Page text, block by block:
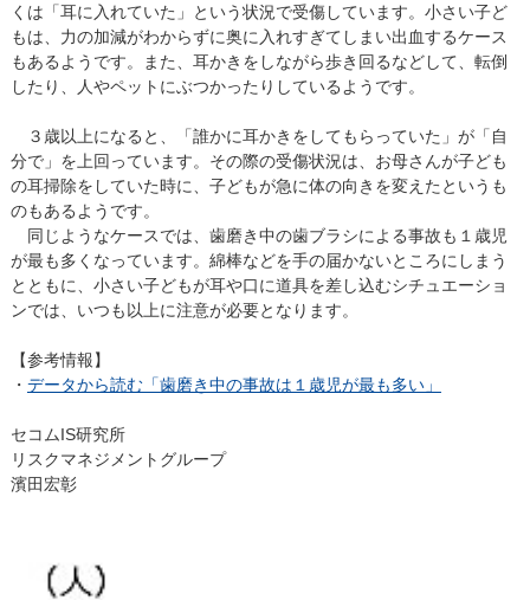
くは「耳に入れていた」という状況で受傷しています。小さい子ど
もは、力の加減がわからずに奥に入れすぎてしまい出血するケース
もあるようです。また、耳かきをしながら歩き回るなどして、転倒
したり、人やペットにぶつかったりしているようです。
３歳以上になると、「誰かに耳かきをしてもらっていた」が「自
分で」を上回っています。その際の受傷状況は、お母さんが子ども
の耳掃除をしていた時に、子どもが急に体の向きを変えたというも
のもあるようです。
同じようなケースでは、歯磨き中の歯ブラシによる事故も１歳児
が最も多くなっています。綿棒などを手の届かないところにしまう
とともに、小さい子どもが耳や口に道具を差し込むシチュエーショ
ンでは、いつも以上に注意が必要となります。
【参考情報】
・ データから読む「歯磨き中の事故は１歳児が最も多い」
セコムIS研究所
リスクマネジメントグループ
濱田宏彰